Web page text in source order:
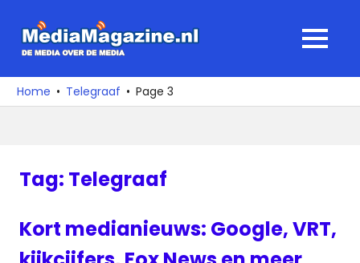
naar
media
over
MENU
Home Telegraaf Page 3
Tag: Telegraaf
Kort medianieuws: Google, VRT,